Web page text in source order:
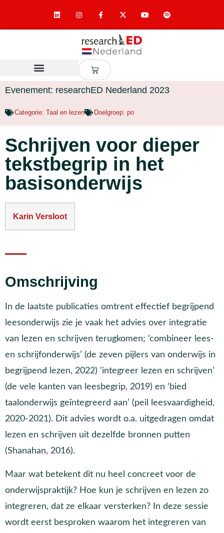
Evenement: researchED Nederland 2023
Categorie: Taal en lezen Doelgroep: po
Schrijven voor dieper
tekstbegrip in het
basisonderwijs
Karin Versloot
Omschrijving
In de laatste publicaties omtrent effectief begrijpend
leesonderwijs zie je vaak het advies over integratie
van lezen en schrijven terugkomen; ‘combineer lees-
en schrijfonderwijs’ (de zeven pijlers van onderwijs in
begrijpend lezen, 2022) ‘integreer lezen en schrijven’
(de vele kanten van leesbegrip, 2019) en ‘bied
taalonderwijs geïntegreerd aan’ (peil leesvaardigheid,
2020-2021). Dit advies wordt o.a. uitgedragen omdat
lezen en schrijven uit dezelfde bronnen putten
(Shanahan, 2016).
Maar wat betekent dit nu heel concreet voor de
onderwijspraktijk? Hoe kun je schrijven en lezen zo
integreren, dat ze elkaar versterken? In deze sessie
wordt eerst besproken waarom het integreren van